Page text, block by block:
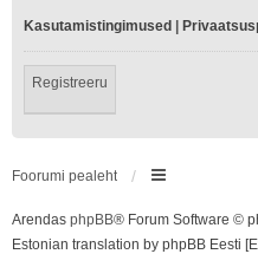
Kasutamistingimused
Registreeru
Foorumi pealeht
Arendas phpBB® Forum Software ©
Estonian translation by phpBB Eesti